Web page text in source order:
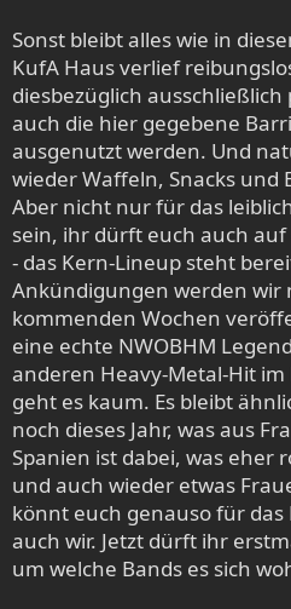
Sonst bleibt alles wie in
KufA Haus verlief
diesbezüglich ausschließlich
auch die hier gegebene
ausgenutzt werden. Und
wieder Waffeln, Snacks und
Aber nicht nur für das
sein, ihr dürft euch auch
- das Kern-Lineup steht
Ankündigungen werden wir
kommenden Wochen
eine echte NWOBHM
anderen Heavy-Metal-Hit im
geht es kaum. Es bleibt
noch dieses Jahr, was aus
Spanien ist dabei, was eher
und auch wieder etwas
könnt euch genauso für das
auch wir. Jetzt dürft ihr
um welche Bands es sich